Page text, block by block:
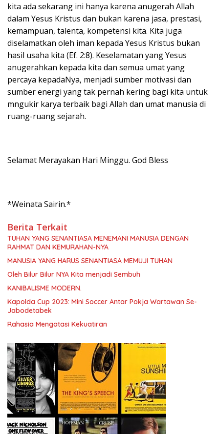
kita ada sekarang ini hanya karena anugerah Allah
dalam Yesus Kristus dan bukan karena jasa, prestasi,
kemampuan, talenta, kompetensi kita. Kita juga
diselamatkan oleh iman kepada Yesus Kristus bukan
hasil usaha kita (Ef. 2:8). Keselamatan yang Yesus
anugerahkan kepada kita dan semua umat yang
percaya kepadaNya, menjadi sumber motivasi dan
sumber energi yang tak pernah kering bagi kita untuk
mngukir karya terbaik bagi Allah dan umat manusia di
ruang-ruang sejarah.
Selamat Merayakan Hari Minggu. God Bless
*Weinata Sairin.*
Berita Terkait
TUHAN YANG SENANTIASA MENEMANI MANUSIA DENGAN
RAHMAT DAN KEMURAHAN-NYA
MANUSIA YANG HARUS SENANTIASA MEMUJI TUHAN
Oleh Bilur Bilur NYA Kita menjadi Sembuh
KANIBALISME MODERN.
Kapolda Cup 2023: Mini Soccer Antar Pokja Wartawan Se-
Jabodetabek
Rahasia Mengatasi Kekuatiran